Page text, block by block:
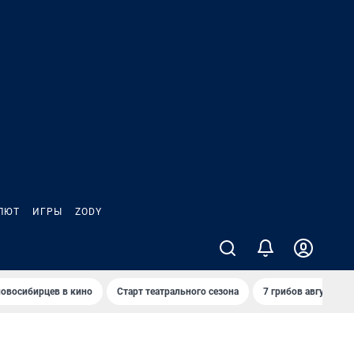
ИГРЫ ZODY
в кино Старт театрального сезона 7 грибов августа